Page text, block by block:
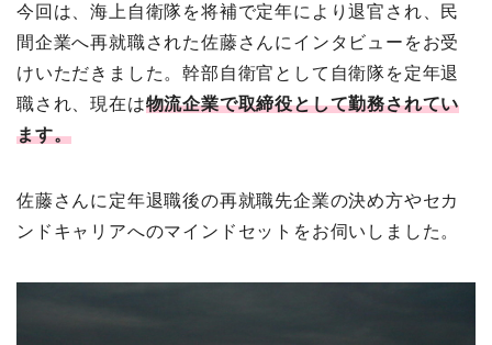
今回は、海上自衛隊を将補で定年により退官され、民
間企業へ再就職された佐藤さんにインタビューをお受
けいただきました。幹部自衛官として自衛隊を定年退
職され、現在は物流企業で取締役として勤務されてい
ます。
佐藤さんに定年退職後の再就職先企業の決め方やセカ
ンドキャリアへのマインドセットをお伺いしました。